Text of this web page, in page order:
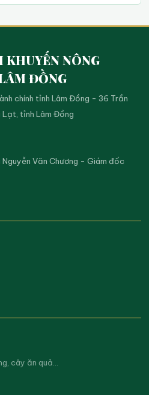
KHUYẾN NÔNG
ĐỒNG
chính tỉnh Lâm Đồng - 36 Trần
Lạt, tỉnh Lâm Đồng
Nguyễn Văn Chương - Giám đốc
cây ăn quả…